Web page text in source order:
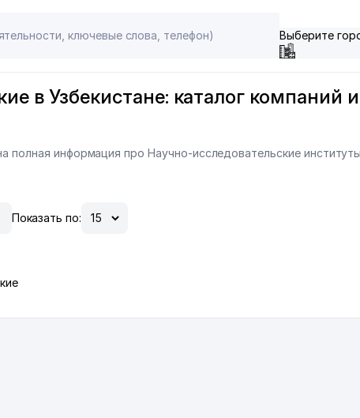
Выберите
в Узбекистане: каталог компаний
полная информация про Научно-исследовательские
Показать по: